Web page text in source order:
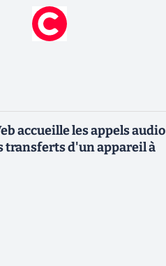
accueille les appels audio
transferts d'un appareil à